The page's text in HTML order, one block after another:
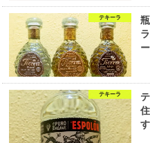
テキーラ
テキーラ